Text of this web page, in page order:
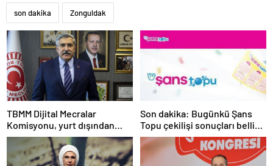
son dakika Zonguldak
TBMM Dijital Mecralar
Komisyonu, yurt dışından
gelecek Google yetkililerini
dinleyecek
Son dakika: Bugünkü Şans
Topu çekilişi sonuçları belli
oldu! 7 Mayıs 2025 Şans Topu
bilet sonucu sorgulama
ekranı!